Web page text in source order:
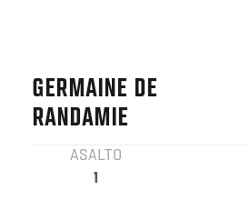
GERMAINE DE
RANDAMIE
ASALTO
1